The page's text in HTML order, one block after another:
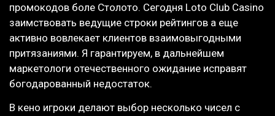
промокодов боле Столото. Сегодня Loto Club Casino
заимствовать ведущие строки рейтингов а еще
активно вовлекает клиентов взаимовыгодными
притязаниями. Я гарантируем, в дальнейшем
маркетологи отечественного ожидание исправят
богодарованный недостаток.
В кено игроки делают выбор несколько чисел с